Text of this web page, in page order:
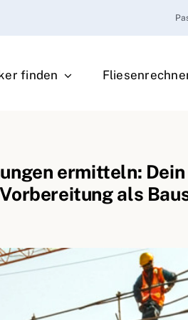
finden
ermitteln:
als